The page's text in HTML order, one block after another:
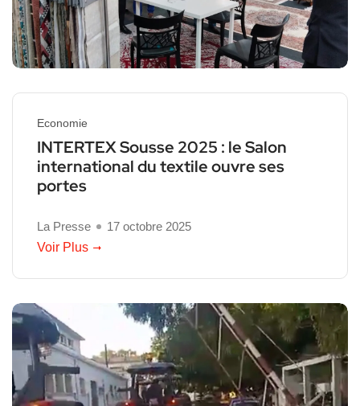
Economie
INTERTEX Sousse 2025 : le Salon
international du textile ouvre ses
portes
La Presse
17 octobre 2025
Voir Plus